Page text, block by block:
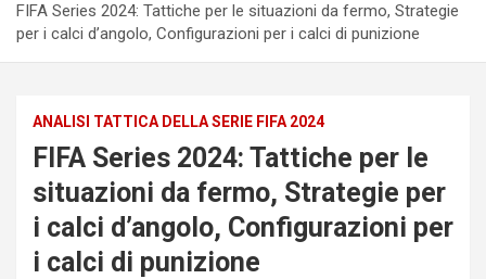
FIFA Series 2024: Tattiche per le situazioni da fermo, Strategie
per i calci d’angolo, Configurazioni per i calci di punizione
ANALISI TATTICA DELLA SERIE FIFA 2024
FIFA Series 2024: Tattiche per le
situazioni da fermo, Strategie per
i calci d’angolo, Configurazioni per
i calci di punizione